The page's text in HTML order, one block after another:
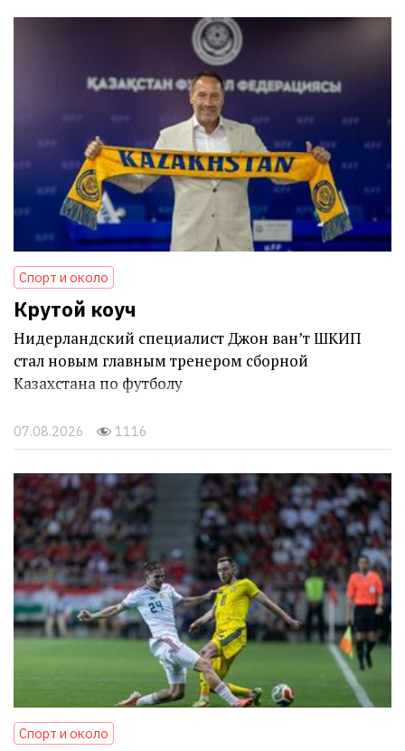
Спорт и около
Крутой коуч
Нидерландский специалист Джон ван’т ШКИП
стал новым главным тренером сборной
Казахстана по футболу
07.08.2026 1116
Спорт и около